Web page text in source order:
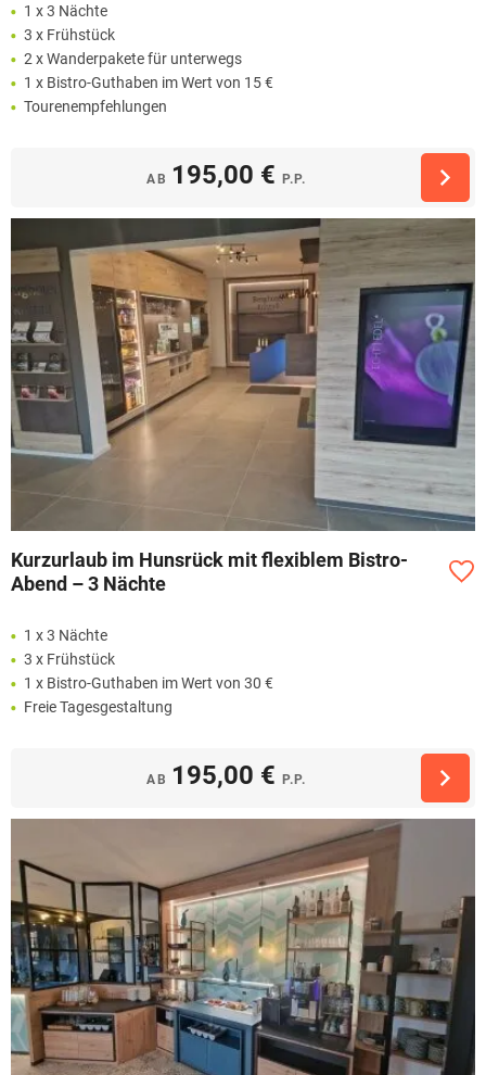
1 x 3 Nächte
3 x Frühstück
2 x Wanderpakete für unterwegs
1 x Bistro-Guthaben im Wert von 15 €
Tourenempfehlungen
AB 195,00 € P.P.
Kurzurlaub im Hunsrück mit flexiblem Bistro-
Abend – 3 Nächte
1 x 3 Nächte
3 x Frühstück
1 x Bistro-Guthaben im Wert von 30 €
Freie Tagesgestaltung
AB 195,00 € P.P.